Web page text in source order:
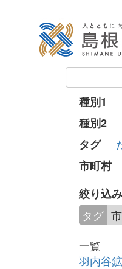
種別1
種別2
タグ
市町村
絞り込み
タグ
一覧
羽内谷